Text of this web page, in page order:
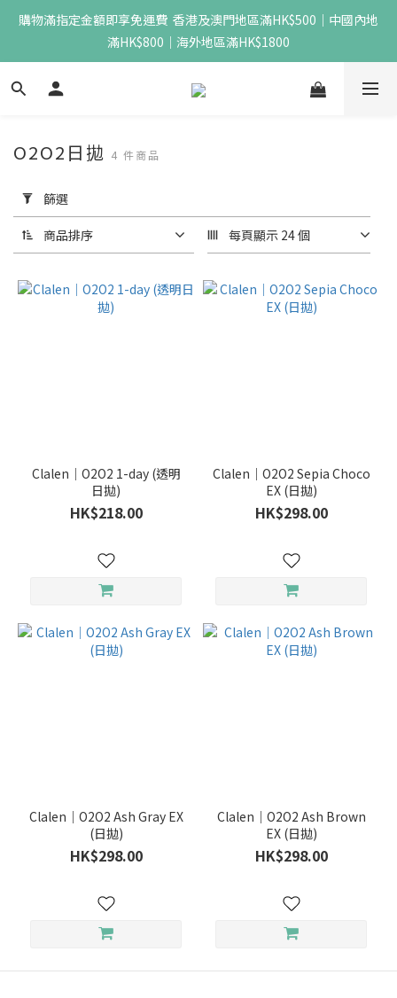
購物滿指定金額即享免運費  香港及澳門地區滿HK$500｜中國內地
滿HK$800｜海外地區滿HK$1800
用
篩
選
(0/20)
價格
牌
月、
O2O2日拋 4 件商品
篩選
商品排序 每頁顯示 24 個
Clalen｜O2O2 1-day (透明
日拋)
HK$218.00
Clalen｜O2O2 Sepia Choco
EX (日拋)
HK$298.00
Clalen｜O2O2 Ash Gray EX
(日拋)
HK$298.00
Clalen｜O2O2 Ash Brown
EX (日拋)
HK$298.00